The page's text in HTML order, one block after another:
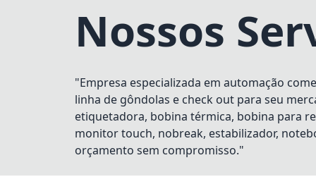
Nossos
"Empresa especializada em automação
linha de gôndolas e check out para seu
etiquetadora, bobina térmica, bobina para
monitor touch, nobreak, estabilizador,
orçamento sem compromisso."